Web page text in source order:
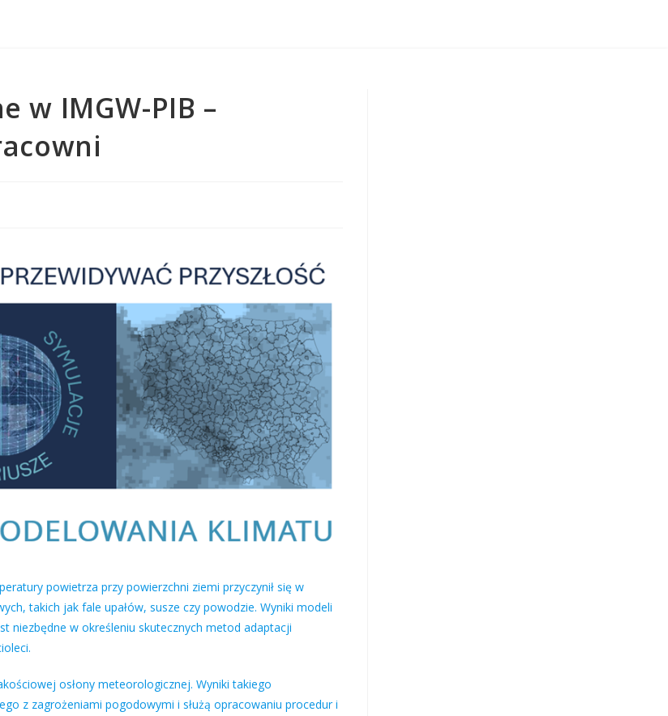
w IMGW-PIB –
powietrza przy powierzchni ziemi przyczynił się w
takich jak fale upałów, susze czy powodzie. Wyniki modeli
niezbędne w określeniu skutecznych metod adaptacji
osłony meteorologicznej. Wyniki takiego
z zagrożeniami pogodowymi i służą opracowaniu procedur i